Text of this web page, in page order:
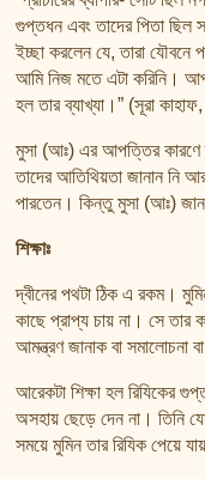
গুপ্তধন এবং তাদের পিতা ছিল
ইচ্ছা করলেন যে, তারা
আমি নিজ মতে এটা করিনি।
হল তার ব্যাখ্যা।” (সূরা
মুসা (আঃ) এর আপত্তির কারণে
তাদের আতিথিয়তা জানান নি
পারতেন। কিন্তু মুসা (আঃ)
শিক্ষাঃ
দ্বীনের পথটা ঠিক এ রকম।
কাছে প্রাপ্য চায় না। সে তার
আমন্ত্রণ জানাক বা সমালোচনা
আরেকটা শিক্ষা হল রিযিকের
অসহায় ছেড়ে দেন না। তিনি
সময়ে মুমিন তার রিযিক পেয়ে